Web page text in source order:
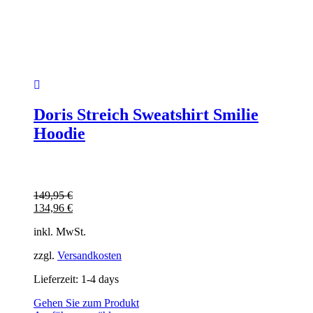
Doris Streich Sweatshirt Smilie
Hoodie
149,95€
134,96 €
inkl. MwSt.
zzgl. Versandkosten
Lieferzeit: 1-4 days
Gehen Sie zum Produkt